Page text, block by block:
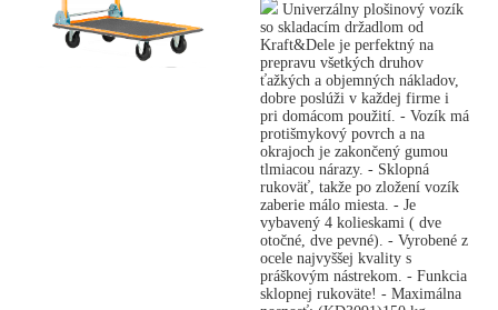
Univerzálny plošinový vozík
so skladacím držadlom od
Kraft&Dele je perfektný na
prepravu všetkých druhov
ťažkých a objemných nákladov,
dobre poslúži v každej firme i
pri domácom použití. - Vozík má
protišmykový povrch a na
okrajoch je zakončený gumou
tlmiacou nárazy. - Sklopná
rukoväť, takže po zložení vozík
zaberie málo miesta. - Je
vybavený 4 kolieskami ( dve
otočné, dve pevné). - Vyrobené z
ocele najvyššej kvality s
práškovým nástrekom. - Funkcia
sklopnej rukoväte! - Maximálna